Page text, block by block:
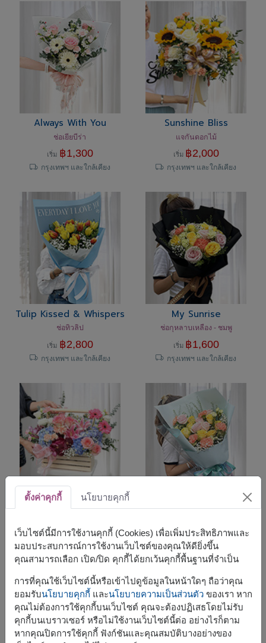
Always With You
ช่อเยียบีร่า
เริ่ม ฿1,300
กรุงเทพฯ และใกล้เคียง
Sunshine Bliss
แจกันดอกไม้
เริ่ม ฿2,000
กรุงเทพฯ และใกล้เคียง
Tulip Kissed & Whispers
ช่อทิวลิป
เริ่ม ฿2,800
กรุงเทพฯ และใกล้เคียง
My Sunrise
ช่อกุหลาบเหลือง - ชมพู
เริ่ม ฿1,600
กรุงเทพฯ และใกล้เคียง
Harmonious Blend
เริ่ม ฿2,800
กรุงเทพฯ และใกล้เคียง
เริ่ม ฿1,800
กรุงเทพฯ และใกล้เคียง
100
ตั้งค่าคุกกี้ นโยบายคุกกี้
เว็บไซต์นี้มีการใช้งานคุกกี้ (Cookies) เพื่อเพิ่มประสิทธิภาพและ
มอบประสบการณ์การใช้งานเว็บไซต์ของคุณให้ดียิ่งขึ้น
คุณสามารถเลือก เปิด/ปิด คุกกี้ได้ยกเว้นคุกกี้พื้นฐานที่จำเป็น
การที่คุณใช้เว็บไซต์นี้หรือเข้าไปดูข้อมูลในหน้าใดๆ ถือว่าคุณ
ยอมรับนโยบายคุกกี้ และนโยบายความเป็นส่วนตัวของเรา หาก
คุณไม่ต้องการใช้คุกกี้บนเว็บไซต์ คุณจะต้องปฏิเสธโดยไม่รับ
คุกกี้บนเบราวเซอร์ หรือไม่ใช้งานเว็บไซต์นี้ต่อ อย่างไรก็ตาม
หากคุณปิดการใช้คุกกี้ ฟังก์ชันและคุณสมบัติบางอย่างของ